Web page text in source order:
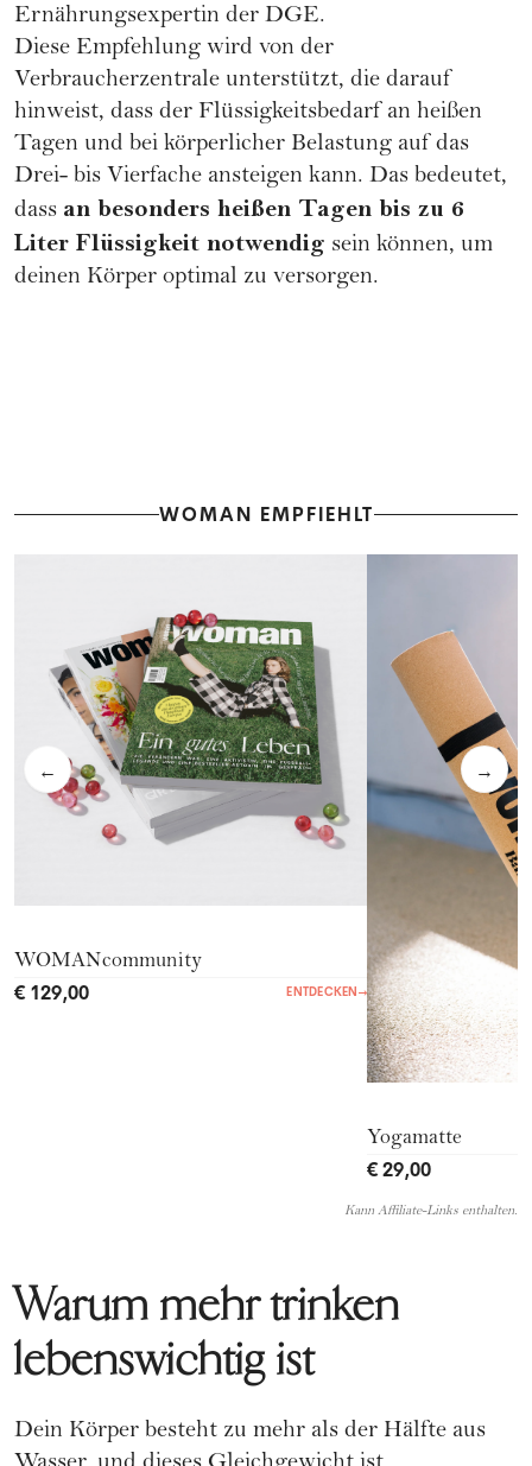
Ernährungsexpertin der DGE.
Diese Empfehlung wird von der
Verbraucherzentrale unterstützt, die darauf
hinweist, dass der Flüssigkeitsbedarf an heißen
Tagen und bei körperlicher Belastung auf das
Drei- bis Vierfache ansteigen kann. Das bedeutet,
dass an besonders heißen Tagen bis zu 6
Liter Flüssigkeit notwendig sein können, um
deinen Körper optimal zu versorgen.
WOMAN EMPFIEHLT
← →
WOMANcommunity
€ 129,00 ENTDECKEN →
Yogamatte
€ 29,00
Kann Affiliate-Links enthalten.
Warum mehr trinken
lebenswichtig ist
Dein Körper besteht zu mehr als der Hälfte aus